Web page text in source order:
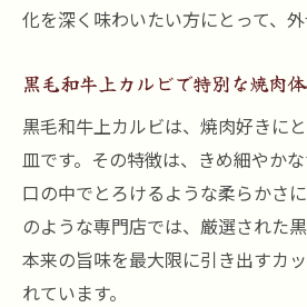
化を深く味わいたい方にとって、外
黒毛和牛上カルビで特別な焼肉
黒毛和牛上カルビは、焼肉好きに
皿です。その特徴は、きめ細やかな
口の中でとろけるような柔らかさ
のような専門店では、厳選された
本来の旨味を最大限に引き出すカ
れています。